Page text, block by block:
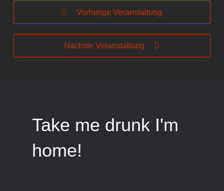
Vorherige Veranstaltung
Nächste Veranstaltung
Take me drunk I'm
home!